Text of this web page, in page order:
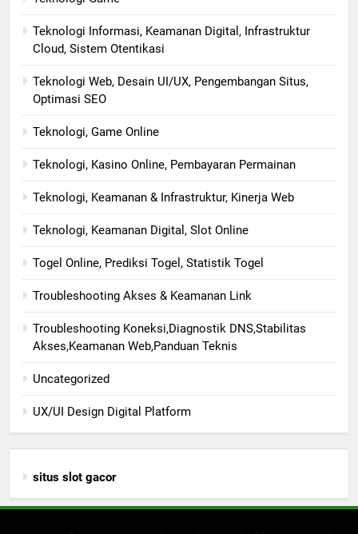
Teknologi Informasi, Keamanan Digital, Infrastruktur
Cloud, Sistem Otentikasi
Teknologi Web, Desain UI/UX, Pengembangan Situs,
Optimasi SEO
Teknologi, Game Online
Teknologi, Kasino Online, Pembayaran Permainan
Teknologi, Keamanan & Infrastruktur, Kinerja Web
Teknologi, Keamanan Digital, Slot Online
Togel Online, Prediksi Togel, Statistik Togel
Troubleshooting Akses & Keamanan Link
Troubleshooting Koneksi,Diagnostik DNS,Stabilitas
Akses,Keamanan Web,Panduan Teknis
Uncategorized
UX/UI Design Digital Platform
situs slot gacor